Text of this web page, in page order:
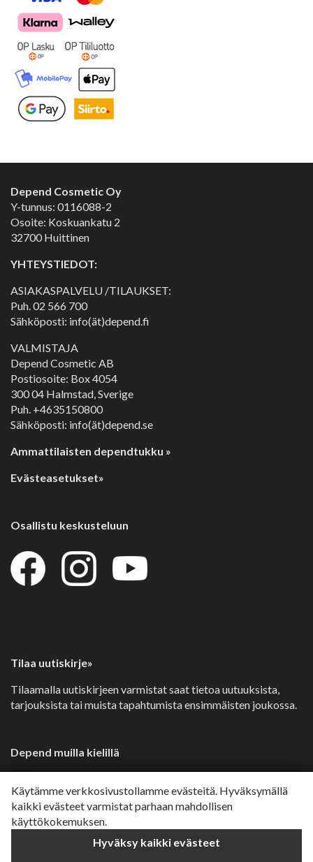
Käytämme verkkosivustollamme evästeitä. Hyväksymällä
kaikki evästeet varmistat parhaan mahdollisen
käyttökokemuksen.
Hyväksy kaikki evästeet
Depend Cosmetic Oy
Y-tunnus: 0116088-2
Osoite: Koskuankatu 2
32700 Huittinen
YHTEYSTIEDOT:
ASIAKASPALVELU /TILAUKSET:
Puh.02 566 700
Sähköposti: info(ät)depend.fi
VALMISTAJA
Depend Cosmetic AB
Postiosoite: Box 4054
300 04 Halmstad, Sverige
Puh. +4635150800
Sähköposti: info(ät)depend.se
Ammattilaisten dependtukku »
Evästeasetukset»
Osallistu keskusteluun
Tilaa uutiskirje»
Tilaamalla uutiskirjeen varmistat saat tietoa uutuuksista,
tarjouksista tai muista tapahtumista ensimmäisten joukossa.
Depend muilla kielillä
Dansk»
Norsk»